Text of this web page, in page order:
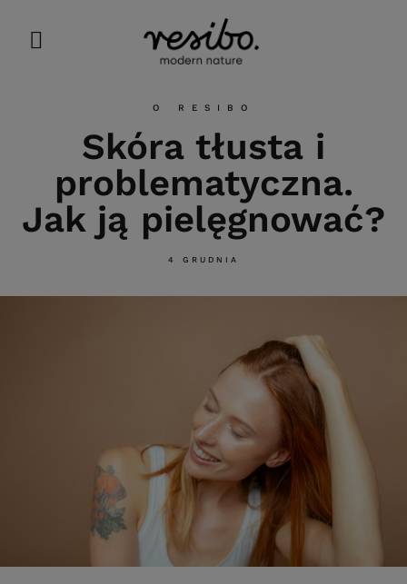
O RESIBO
Skóra tłusta i
problematyczna.
Jak ją pielęgnować?
4 GRUDNIA